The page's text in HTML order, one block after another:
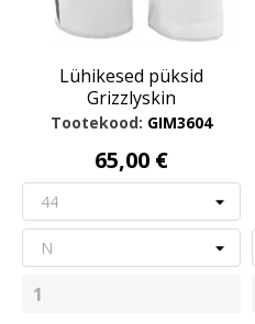
Lühikesed püksid
Grizzlyskin
Tootekood: GIM3604
65,00 €